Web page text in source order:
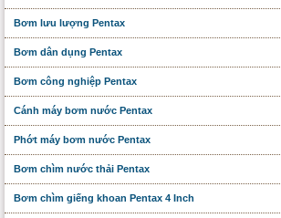
Bơm lưu lượng Pentax
Bơm dân dụng Pentax
Bơm công nghiệp Pentax
Cánh máy bơm nước Pentax
Phớt máy bơm nước Pentax
Bơm chìm nước thải Pentax
Bơm chìm giếng khoan Pentax 4 Inch